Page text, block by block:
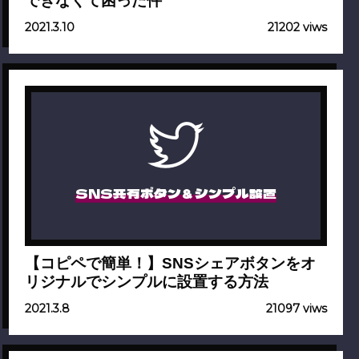
2021.3.10 21202 viws
SNS共有ボタン＆シンプル設置
【コピペで簡単！】SNSシェアボタンをオ
リジナルでシンプルに設置する方法
2021.3.8 21097 viws